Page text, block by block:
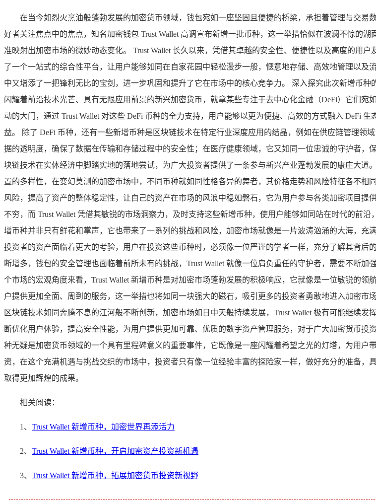
在当今如烈火烹油般蓬勃发展的加密货币领域，钱包宛如一座坚固且便捷的桥梁，承担着管理与交
好者关注焦点中的焦点，知名加密钱包 Trust Wallet 高调宣布新增一批币种，这一举措恰似在波澜不惊的
准映射出加密市场的微妙动态变化。 Trust Wallet 长久以来，凭借其卓越的安全性、便捷性以及高度的用
了一个一站式的综合性平台，让用户能够如同在自家花园中轻松漫步一般，惬意地存储、高效地管理以及
中又增添了一把锋利无比的宝剑，进一步巩固和提升了它在市场中的核心竞争力。 深入探究此次新增币
闪耀着前沿技术光芒、具有无限应用前景的新兴加密货币，就拿某些专注于去中心化金融（DeFi）它们宛
动的大门，通过 Trust Wallet 对这些 DeFi 币种的全力支持，用户能够以更为便捷、高效的方式融入 DeFi
益。 除了 DeFi 币种，还有一些新增币种是区块链技术在特定行业深度应用的结晶，例如在供应链管理
据的透明度，确保了数据在传输和存储过程中的安全性；在医疗健康领域，它又如同一位忠诚的守护者
块链技术在实体经济中脚踏实地的落地尝试，为广大投资者提供了一条参与新兴产业蓬勃发展的康庄大道
置的多样性，在变幻莫测的加密市场中，不同币种就如同性格各异的舞者，其价格走势和风险特征各不
风险，提高了资产的整体稳定性，让自己的资产在市场的风浪中稳如磐石，它为用户参与各类加密项目
不穷，而 Trust Wallet 凭借其敏锐的市场洞察力，及时支持这些新增币种，使用户能够如同站在时代的前
增币种并非只有鲜花和掌声，它也带来了一系列的挑战和风险，加密市场就像是一片波涛汹涌的大海，
投资者的资产面临着更大的考验，用户在投资这些币种时，必须像一位严谨的学者一样，充分了解其背
断增多，钱包的安全管理也面临着前所未有的挑战，Trust Wallet 就像一位肩负重任的守护者，需要不断
个市场的宏观角度来看，Trust Wallet 新增币种是对加密市场蓬勃发展的积极响应，它就像是一位敏锐的
户提供更加全面、周到的服务，这一举措也将如同一块强大的磁石，吸引更多的投资者勇敢地进入加密
区块链技术如同奔腾不息的江河般不断创新，加密市场如日中天般持续发展，Trust Wallet 极有可能继续
断优化用户体验，提高安全性能，为用户提供更加可靠、优质的数字资产管理服务，对于广大加密货币投
种无疑是加密货币领域的一个具有里程碑意义的重要事件，它既像是一座闪耀着希望之光的灯塔，为用
资，在这个充满机遇与挑战交织的市场中，投资者只有像一位经验丰富的探险家一样，做好充分的准备，
取得更加辉煌的成果。
相关阅读：
1、 Trust Wallet 新增币种，加密世界再添活力
2、 Trust Wallet 新增币种，开启加密资产投资新机遇
3、 Trust Wallet 新增币种，拓展加密货币投资新视野